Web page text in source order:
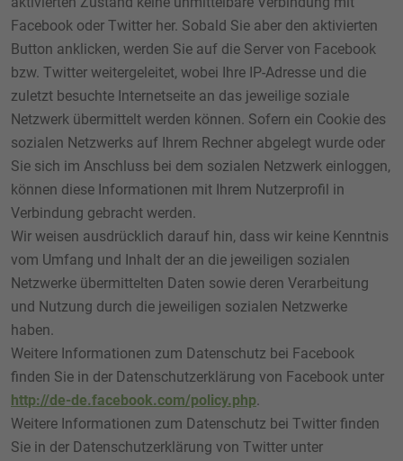
Facebook oder Twitter her. Sobald Sie aber den aktivierten
Button anklicken, werden Sie auf die Server von Facebook
bzw. Twitter weitergeleitet, wobei Ihre IP-Adresse und die
zuletzt besuchte Internetseite an das jeweilige soziale
Netzwerk übermittelt werden können. Sofern ein Cookie des
sozialen Netzwerks auf Ihrem Rechner abgelegt wurde oder
Sie sich im Anschluss bei dem sozialen Netzwerk einloggen,
können diese Informationen mit Ihrem Nutzerprofil in
Verbindung gebracht werden.
Wir weisen ausdrücklich darauf hin, dass wir keine Kenntnis
vom Umfang und Inhalt der an die jeweiligen sozialen
Netzwerke übermittelten Daten sowie deren Verarbeitung
und Nutzung durch die jeweiligen sozialen Netzwerke
haben.
Weitere Informationen zum Datenschutz bei Facebook
finden Sie in der Datenschutzerklärung von Facebook unter
http://de-de.facebook.com/policy.php.
Weitere Informationen zum Datenschutz bei Twitter finden
Sie in der Datenschutzerklärung von Twitter unter